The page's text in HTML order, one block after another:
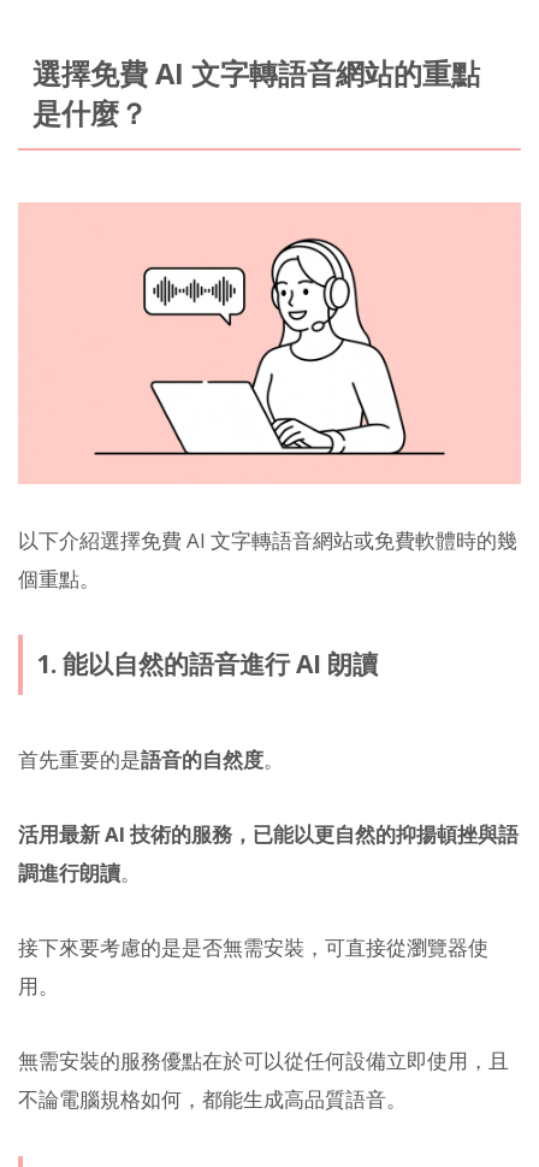
選擇免費 AI 文字轉語音網站的重點
是什麼？
以下介紹選擇免費 AI 文字轉語音網站或免費軟體時的幾
個重點。
1. 能以自然的語音進行 AI 朗讀
首先重要的是語音的自然度。
活用最新 AI 技術的服務，已能以更自然的抑揚頓挫與語
調進行朗讀。
接下來要考慮的是是否無需安裝，可直接從瀏覽器使
用。
無需安裝的服務優點在於可以從任何設備立即使用，且
不論電腦規格如何，都能生成高品質語音。